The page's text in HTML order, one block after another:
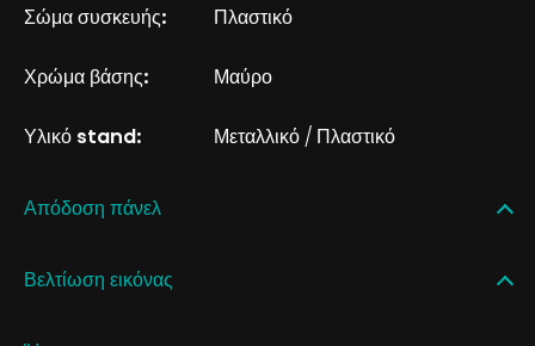
Σώμα συσκευής: Πλαστικό
Χρώμα βάσης: Μαύρο
Υλικό stand: Μεταλλικό / Πλαστικό
Απόδοση πάνελ
Βελτίωση εικόνας